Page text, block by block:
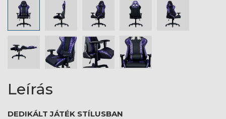
Leírás
DEDIKÁLT JÁTÉK STÍLUSBAN